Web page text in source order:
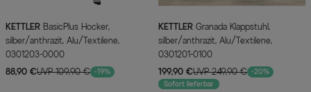
KETTLER
silber/anthrazit, Alu/Textilene,
0301203-0000
88,90 €UVP 109,90 € -19%
KETTLER
silber/anthrazit, Alu/Textilene,
0301201-0100
199,90 €UVP 249,90 € -20%
Sofort lieferbar